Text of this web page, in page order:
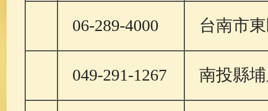
06-289-4000 台南市
049-291-1267 南投縣